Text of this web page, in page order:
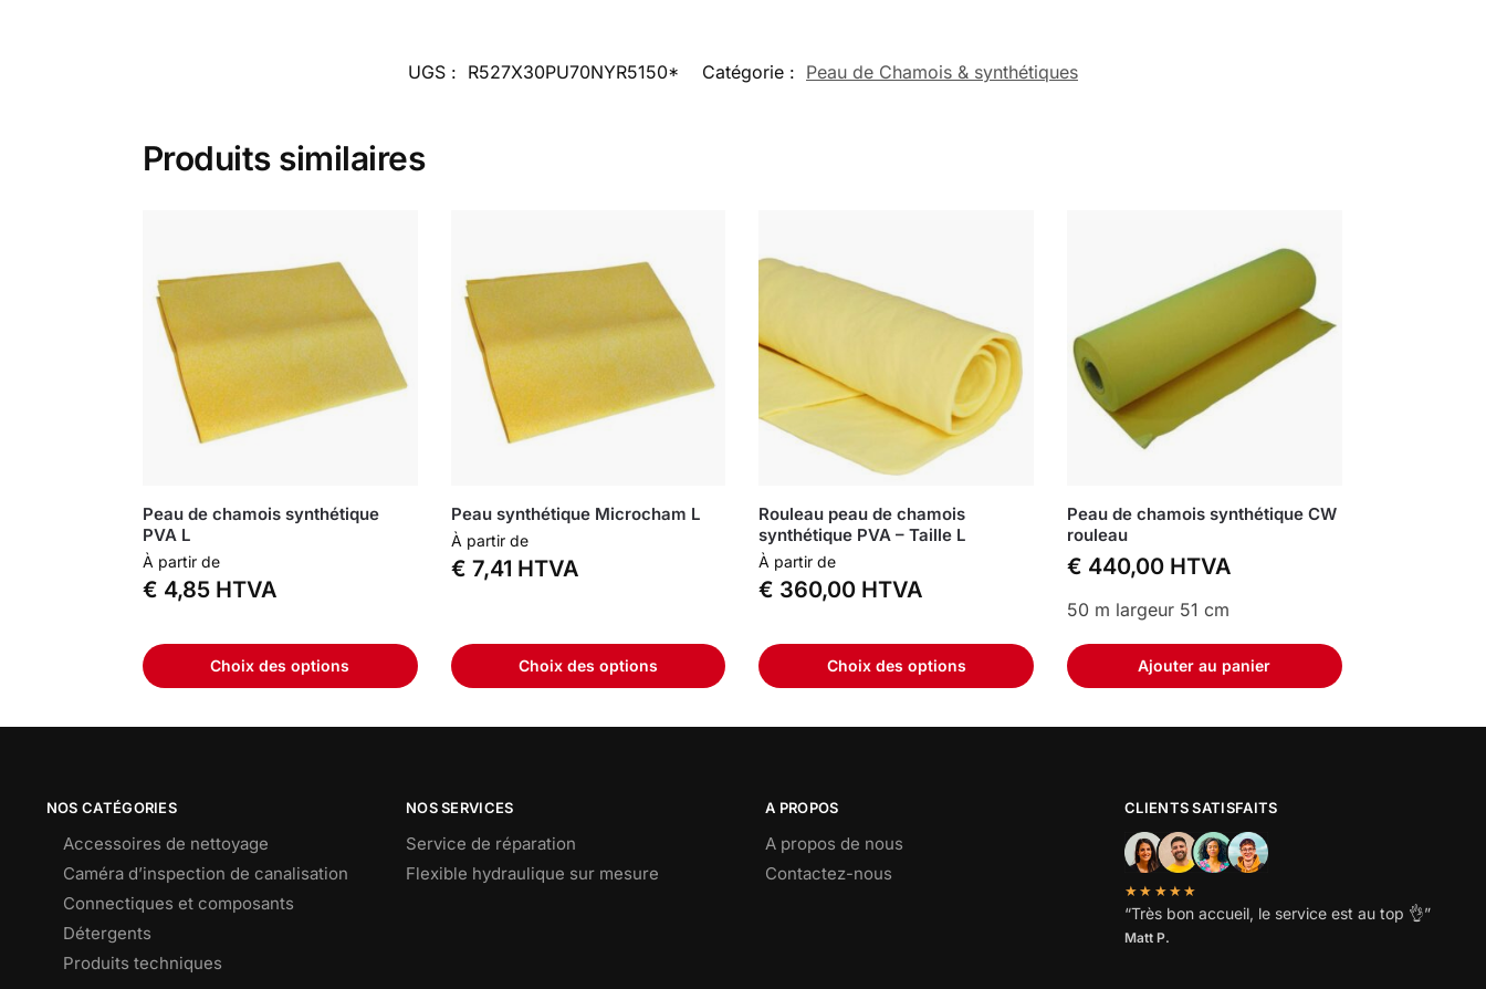
UGS : R527X30PU70NYR5150* Catégorie : Peau de Chamois & synthétiques
Produits similaires
Peau de chamois synthétique
PVA L
À partir de
€ 4,85HTVA
Choix des options
Peau synthétique Microcham L
À partir de
€ 7,41 HTVA
Choix des options
Rouleau peau de chamois
synthétique PVA – Taille L
À partir de
€ 360,00 HTVA
Choix des options
Peau de chamois synthétique CW
rouleau
€ 440,00 HTVA
Ajouter au panier
50 m largeur 51 cm
NOS CATÉGORIES
Accessoires de nettoyage
Caméra d’inspection de canalisation
Connectiques et composants
Détergents
Produits techniques
NOS SERVICES
Service de réparation
Flexible hydraulique sur mesure
A PROPOS
A propos de nous
Contactez-nous
CLIENTS SATISFAITS
★★★★★
“Très bon accueil, le service est au top 👌”
Matt P.